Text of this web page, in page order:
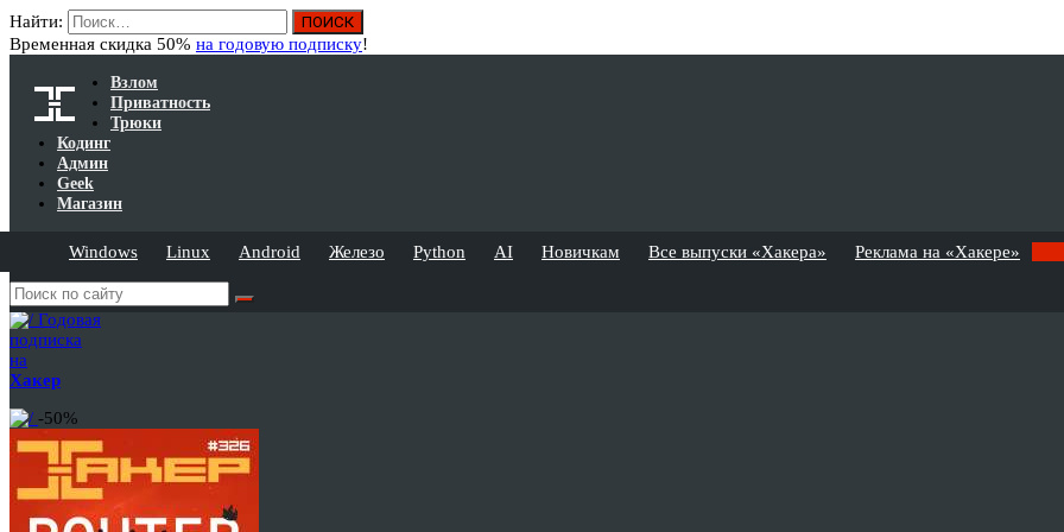
Найти:
Временная скидка 50% на годовую подписку!
Взлом
Приватность
Трюки
Кодинг
Админ
Geek
Магазин
Windows Linux Android Железо Python AI Новичкам Все выпуски «Хакера» Реклама на «Хакере»
Годовая
подписка
на
Хакер
-50%